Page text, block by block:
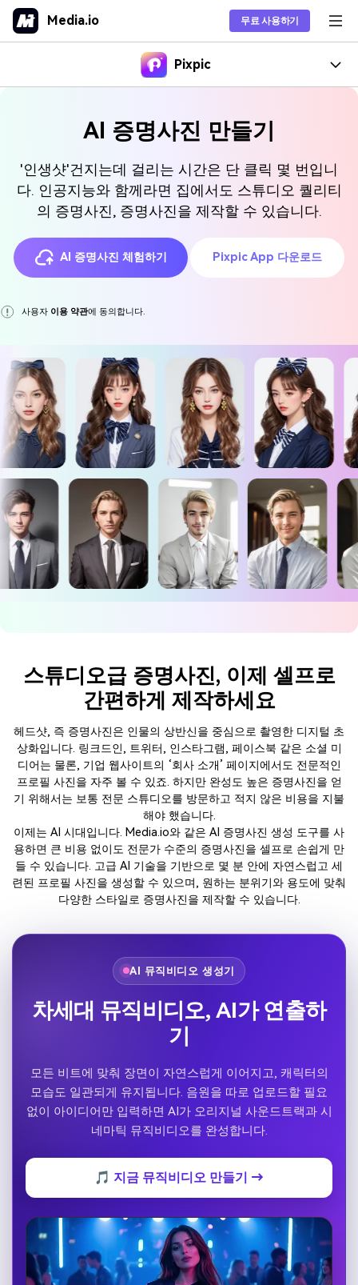
Media.io 무료 사용하기
인기 제품
AI 인물사진 합성
셀카를 전문적이거나 창의적
인 인물 사진으로 변환하세요.
AI 동영상 생성기
텍스트와 이미지로 AI 동영상
AI 말하는 사진
인물 사진을 사실적인 말하는
아바타 애니메이션으로 만들
기
AI 배경 제거기
워터마크 리무버
사진을 동영상으로
AI 포옹 비디오 생성기
AI 키스 비디오 생성기 NEW
AI 이미지 업스케일러
AI 증명사진 만들기 HOT
보컬 리무버
ai 노래 만들기 NEW
노이즈 제거
AI 노래 커버
연예인 음성 생성기 NEW
AI 헨타이 이미지 생성기
무료 온라인 편집기 무료 AI 동영상 생성기
인기 툴
비디오 툴
오디오 툴
이미지 툴
모든 제품>
솔루션
인기 제품
소셜 미디어
디자인
교육
리소스
팁 & 트릭
플랜 및 가격
로그인 가입하기
Pixpic
AI 화보 생성기
How To
프로필 사진 DIY 방법
iPhone으로 프로필을 찍는 방법
2023 최고의 AI 프로필 사진 생성기 10가지
더 알아보기 >
다운로드
Pixpic for Android NEW
AI 증명사진 만들기
'인생샷'건지는데 걸리는 시간은 단 클릭 몇 번입니
다. 인공지능와 함께라면 집에서도 스튜디오 퀄리티
의 증명사진, 증명사진을 제작할 수 있습니다.
AI 증명사진 체험하기 Pixpic App 다운로드
사용자 이용 약관에 동의합니다.
스튜디오급 증명사진, 이제 셀프로
간편하게 제작하세요
헤드샷, 즉 증명사진은 인물의 상반신을 중심으로 촬영한 디지털 초
상화입니다. 링크드인, 트위터, 인스타그램, 페이스북 같은 소셜 미
디어는 물론, 기업 웹사이트의 ‘회사 소개’ 페이지에서도 전문적인
프로필 사진을 자주 볼 수 있죠. 하지만 완성도 높은 증명사진을 얻
기 위해서는 보통 전문 스튜디오를 방문하고 적지 않은 비용을 지불
해야 했습니다.
이제는 AI 시대입니다. Media.io와 같은 AI 증명사진 생성 도구를 사
용하면 큰 비용 없이도 전문가 수준의 증명사진을 셀프로 손쉽게 만
들 수 있습니다. 고급 AI 기술을 기반으로 몇 분 안에 자연스럽고 세
련된 프로필 사진을 생성할 수 있으며, 원하는 분위기와 용도에 맞춰
다양한 스타일로 증명사진을 제작할 수 있습니다.
AI 뮤직비디오 생성기
차세대 뮤직비디오, AI가 연출하
기
모든 비트에 맞춰 장면이 자연스럽게 이어지고, 캐릭터의
모습도 일관되게 유지됩니다. 음원을 따로 업로드할 필요
없이 아이디어만 입력하면 AI가 오리지널 사운드트랙과 시
네마틱 뮤직비디오를 완성합니다.
🎵 지금 뮤직비디오 만들기 →